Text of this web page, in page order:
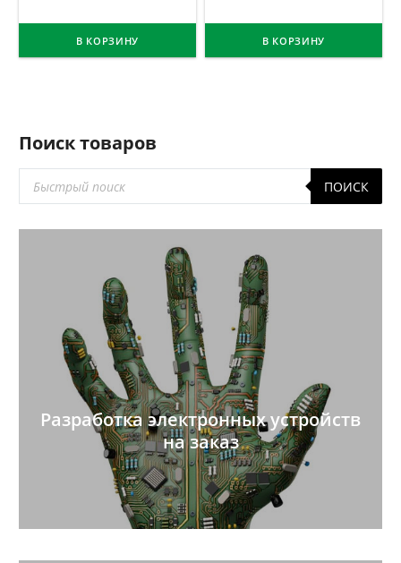
В КОРЗИНУ В КОРЗИНУ
Поиск товаров
товаров
ПОИСК
Разработка электронных устройств
на заказ